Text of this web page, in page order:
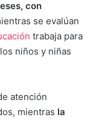
con
se evalúan
trabaja para
niños y niñas
atención
mientras la